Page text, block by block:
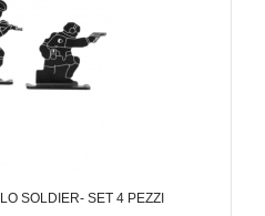
SOLDIER- SET 4 PEZZI